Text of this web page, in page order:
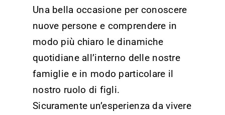
Una bella occasione per conoscere
nuove persone e comprendere in
modo più chiaro le dinamiche
quotidiane all’interno delle nostre
famiglie e in modo particolare il
nostro ruolo di figli.
Sicuramente un’esperienza da vivere